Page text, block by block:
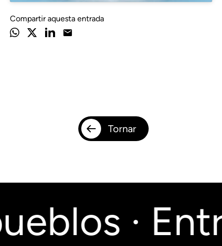
Compartir aquesta entrada
Tornar
·